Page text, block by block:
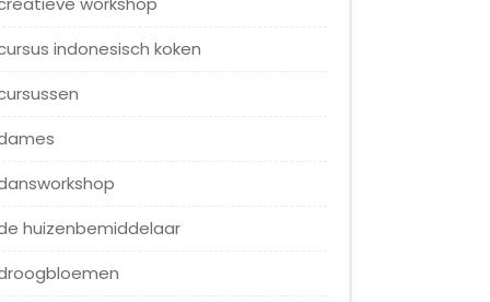
indonesisch koken
huizenbemiddelaar